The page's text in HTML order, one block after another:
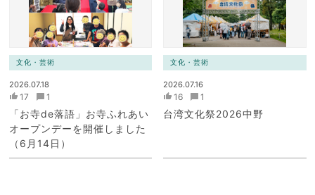
文化・芸術
2026.07.18
17 1
「お寺de落語」お寺ふれあい
オープンデーを開催しました
（6月14日）
文化・芸術
2026.07.16
16 1
台湾文化祭2026中野